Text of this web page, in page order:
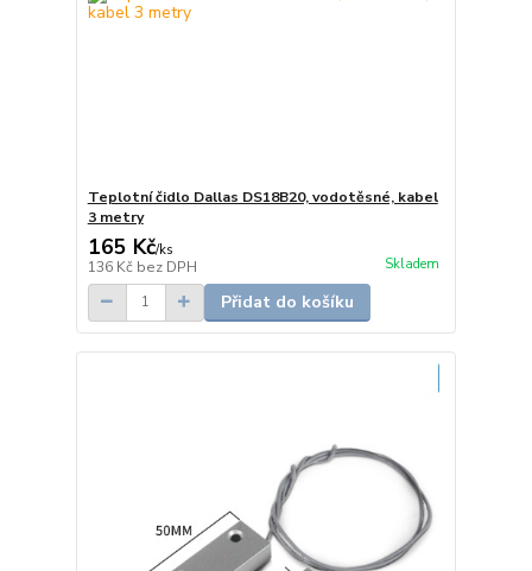
Teplotní čidlo Dallas DS18B20, vodotěsné, kabel
3 metry
165 Kč/ks
136 Kč bez DPH Skladem
Přidat do košíku